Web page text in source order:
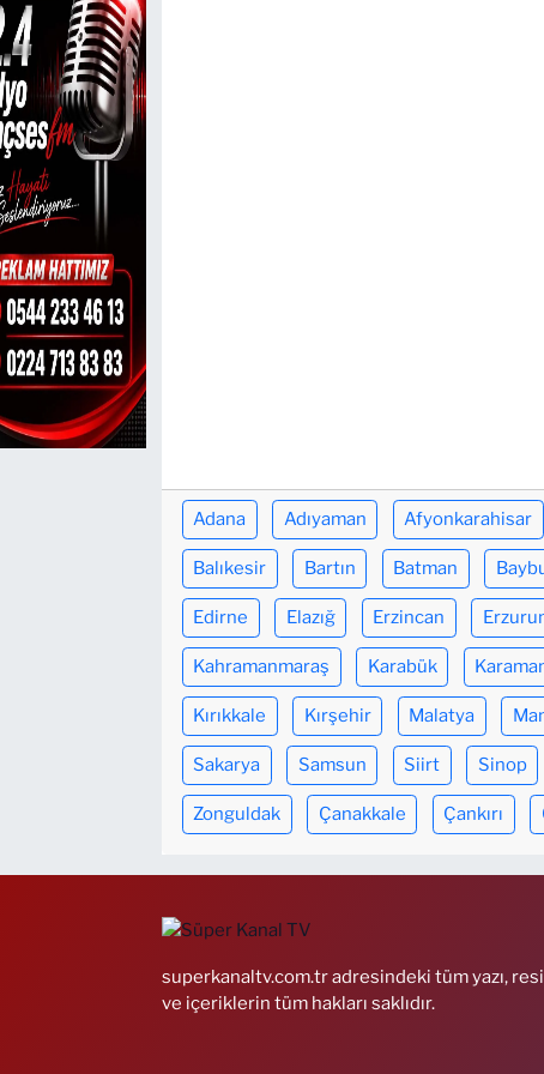
Adana Adıyaman Afyonkarahisar
Balıkesir Bartın Batman
Edirne Elazığ Erzincan
Kahramanmaraş Karabük
Kırıkkale Kırşehir Malatya
Sakarya Samsun Siirt Sinop
Zonguldak Çanakkale Çankırı
superkanaltv.com.tr adresindeki tüm yazı,
ve içeriklerin tüm hakları saklıdır.
TEKNOLOJİ
CANLI DİNLE
RESMİ İLANLAR
Gencsesfm Canlı Dinle